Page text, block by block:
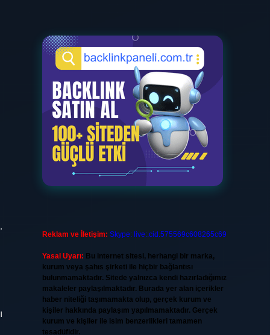
Reklam ve İletişim: Skype: live:.cid.575569c608265c69
Yasal Uyarı: Bu internet sitesi, herhangi bir marka,
kurum veya şahıs şirketi ile hiçbir bağlantısı
bulunmamaktadır. Sitede yalnızca kendi hazırladığımız
makaleler paylaşılmaktadır. Burada yer alan içerikler
haber niteliği taşımamakta olup, gerçek kurum ve
kişiler hakkında paylaşım yapılmamaktadır. Gerçek
kurum ve kişiler ile isim benzerlikleri tamamen
tesadüfidir.